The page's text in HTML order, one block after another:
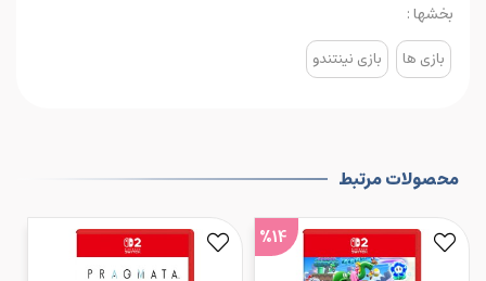
بخشها :
بازی ها بازی نینتندو
محصولات مرتبط
%14